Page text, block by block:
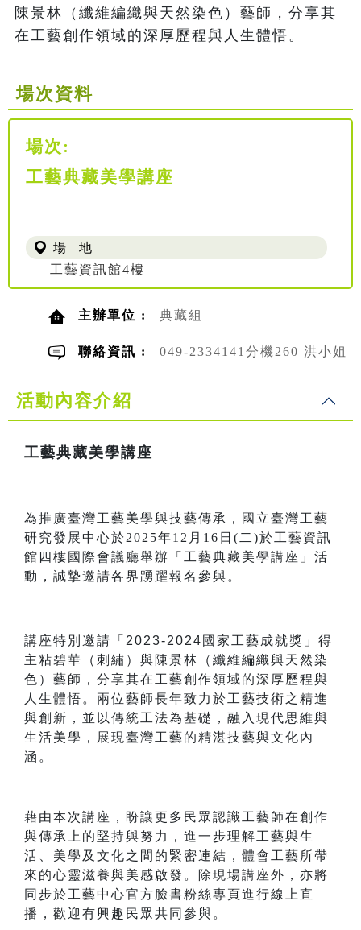
陳景林（纖維編織與天然染色）藝師，分享其
在工藝創作領域的深厚歷程與人生體悟。
場次資料
場次:
工藝典藏美學講座
場 地
工藝資訊館4樓
主辦單位 : 典藏組
聯絡資訊 : 049-2334141分機260 洪小姐
活動內容介紹
工藝典藏美學講座
為推廣臺灣工藝美學與技藝傳承，國立臺灣工藝
研究發展中心於2025年12月16日(二)於工藝資訊
館四樓國際會議廳舉辦
「 工藝典藏美學講座 」活
動 ，誠摯邀請各界踴躍報名參與。
講座特別邀請「2023-2024國家工藝成就獎」得
主粘碧華（刺繡）與陳景林（纖維編織與天然染
色）藝師 ， 分享其在工藝創作領域的深厚歷程與
人生體悟。兩位藝師長年致力於工藝技術之精進
與創新，並以傳統工法為基礎，融入現代思維與
生活美學，展現臺灣工藝的精湛技藝與文化內
涵。
藉由本次講座，盼讓更多民眾認識工藝師在創作
與傳承上的堅持與努力，進一步理解工藝與生
活、美學及文化之間的緊密連結，體會工藝所帶
來的心靈滋養與美感啟發。
除現場講座外，亦將
同步於工藝中心官方臉書粉絲專頁進行線上直
播，歡迎有興趣民眾共同參與。